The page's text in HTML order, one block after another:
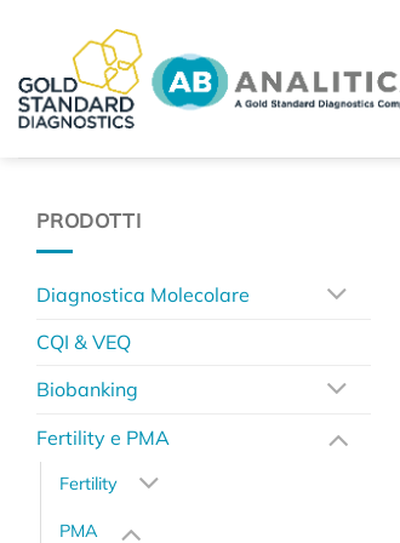
contenuti
PRODOTTI
Diagnostica Molecolare
CQI & VEQ
Biobanking
Fertility e PMA
Fertility
PMA